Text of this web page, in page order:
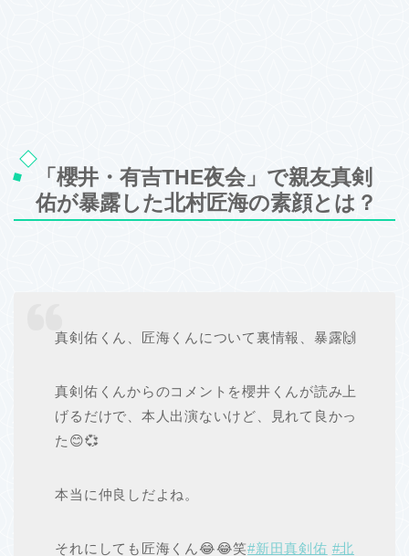
「櫻井・有吉THE夜会」で親友真剣
佑が暴露した北村匠海の素顔とは？
真剣佑くん、匠海くんについて裏情報、暴露🙌
真剣佑くんからのコメントを櫻井くんが読み上
げるだけで、本人出演ないけど、見れて良かっ
た😊💞
本当に仲良しだよね。
それにしても匠海くん😂😂笑#新田真剣佑 #北